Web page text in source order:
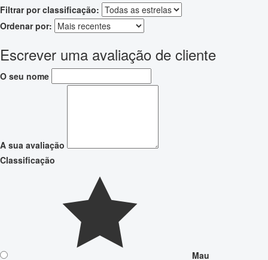
Filtrar por classificação:
Ordenar por:
Escrever uma avaliação de cliente
O seu nome
A sua avaliação
Classificação
Mau